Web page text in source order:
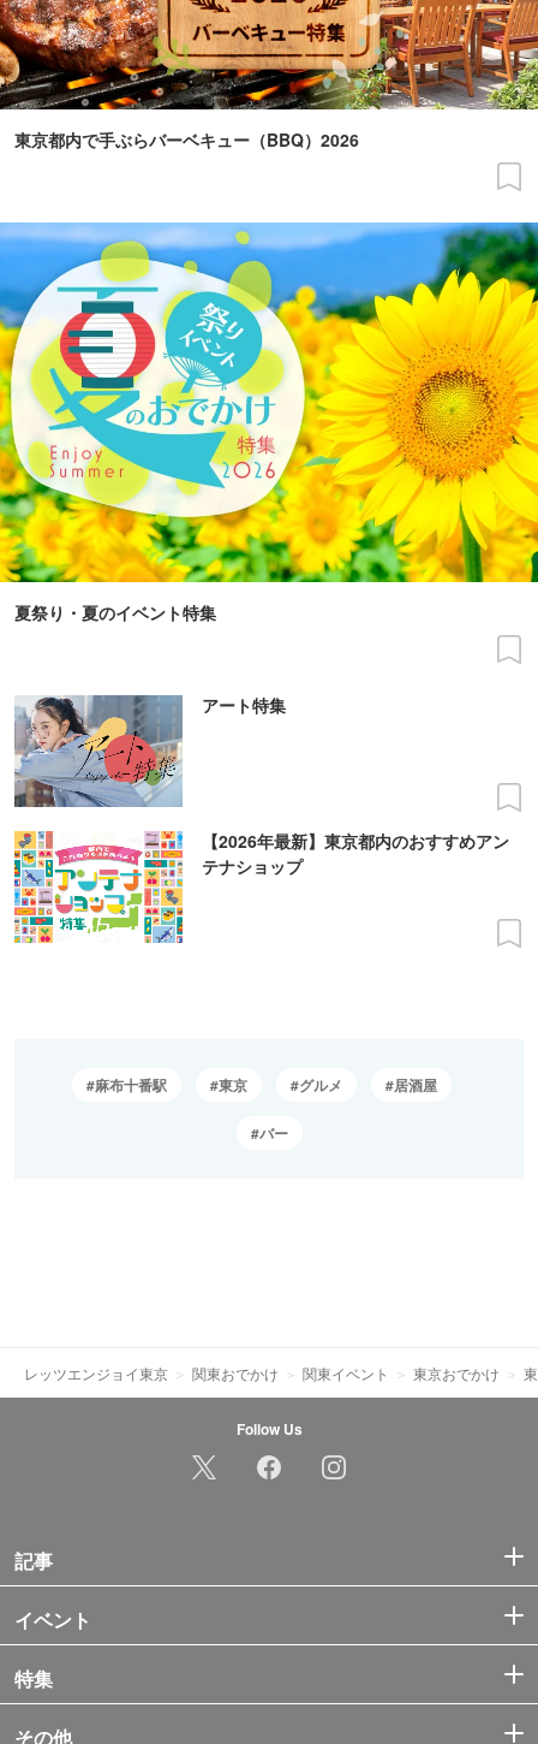
東京都内で手ぶらバーベキュー（BBQ）2026
夏祭り・夏のイベント特集
アート特集
【2026年最新】東京都内のおすすめアン
テナショップ
麻布十番駅 東京 グルメ 居酒屋
バー
レッツエンジョイ東京 関東おでかけ 関東イベント 東京おでかけ
Follow Us
記事
イベント
特集
その他